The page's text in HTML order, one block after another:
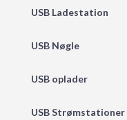
USB Ladestation
USB Nøgle
USB oplader
USB Strømstationer